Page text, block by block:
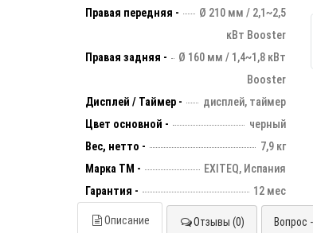
Правая передняя -
Ø 210 мм / 2,1~2,5
кВт Booster
Правая задняя -
Ø 160 мм / 1,4~1,8 кВт
Booster
Дисплей / Таймер -
дисплей, таймер
Цвет основной -
черный
Вес, нетто -
7,9 кг
Марка ТМ -
EXITEQ, Испания
Гарантия -
12 мес
Описание Отзывы (0) Вопрос